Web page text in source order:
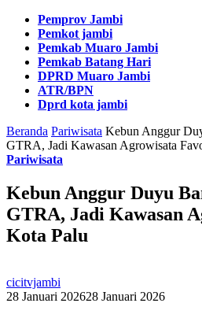
Pemprov Jambi
Pemkot jambi
Pemkab Muaro Jambi
Pemkab Batang Hari
DPRD Muaro Jambi
ATR/BPN
Dprd kota jambi
Beranda Pariwisata Kebun Anggur
GTRA, Jadi Kawasan Agrowisata
Pariwisata
Kebun Anggur Duyu
GTRA, Jadi Kawasan
Kota Palu
cicitvjambi
28 Januari 202628 Januari 2026